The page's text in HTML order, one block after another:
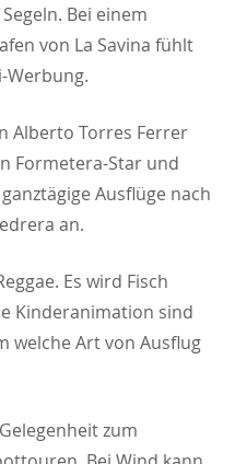
Bei einem
von La Savina fühlt
Werbung.
Alberto Torres Ferrer
Formetera-Star und
Ausflüge nach
an.
Es wird Fisch
Kinderanimation sind
welche Art von Ausflug
zum